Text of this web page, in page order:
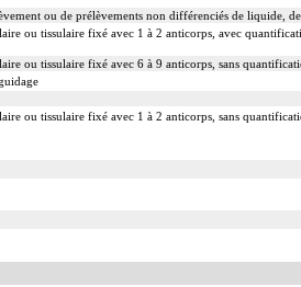
ou de prélèvements non différenciés de liquide,
ou tissulaire fixé avec 1 à 2 anticorps, avec
ou tissulaire fixé avec 6 à 9 anticorps, sans
ou tissulaire fixé avec 1 à 2 anticorps, sans